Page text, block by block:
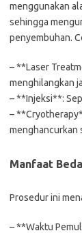
menggunakan
sehingga
penyembuhan.
– **Laser
menghilangkan
– **Injeksi**:
–
menghancurkan
Manfaat
Prosedur ini
– **Waktu